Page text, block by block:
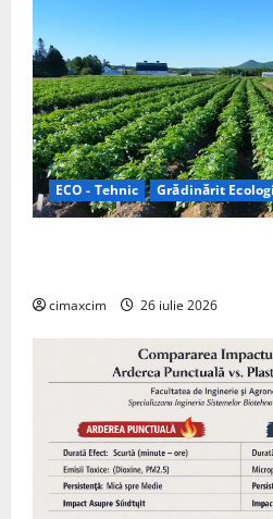
ECO - Tehnic Grădinărit
cimaxcim 26 iulie 2026